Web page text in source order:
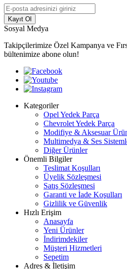
Kayıt Ol
Sosyal Medya
Takipçilerimize Özel Kampanya ve
bültenimize abone olun!
Kategoriler
Opel Yedek Parça
Chevrolet Yedek Parça
Modifiye & Aksesuar
Multimedya & Ses
Diğer Ürünler
Önemli Bilgiler
Teslimat Koşulları
Üyelik Sözleşmesi
Satış Sözleşmesi
Garanti ve İade Koşulları
Gizlilik ve Güvenlik
Hızlı Erişim
Anasayfa
Yeni Ürünler
İndirimdekiler
Müşteri Hizmetleri
Sepetim
Adres & İletişim